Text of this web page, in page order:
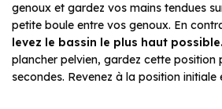
genoux et gardez vos mains tendues
petite boule entre vos genoux. En
levez le bassin le plus haut possible.
plancher pelvien, gardez cette position
secondes. Revenez à la position